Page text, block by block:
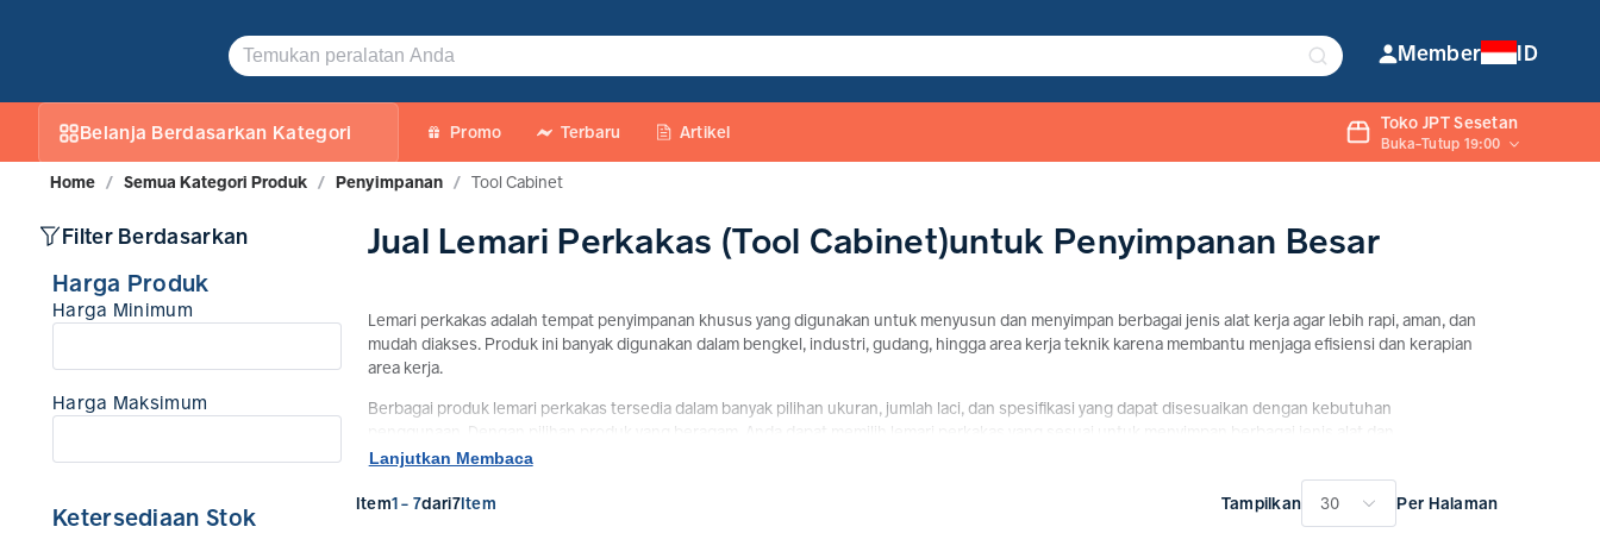
Member ID
Belanja Berdasarkan Kategori Promo Terbaru Artikel Toko JPT Sesetan
Buka-Tutup 19:00
Home / Semua Kategori Produk / Penyimpanan / Tool Cabinet
Filter Berdasarkan
Harga Produk
Harga Minimum
Harga Maksimum
Ketersediaan Stok
Jual Lemari Perkakas (Tool Cabinet)untuk Penyimpanan Besar
Lemari perkakas adalah tempat penyimpanan khusus yang digunakan untuk menyusun dan menyimpan berbagai jenis alat kerja agar lebih rapi, aman, dan
mudah diakses. Produk ini banyak digunakan dalam bengkel, industri, gudang, hingga area kerja teknik karena membantu menjaga efisiensi dan kerapian
area kerja.
Berbagai produk lemari perkakas tersedia dalam banyak pilihan ukuran, jumlah laci, dan spesifikasi yang dapat disesuaikan dengan kebutuhan
penggunaan. Dengan pilihan produk yang beragam, Anda dapat memilih lemari perkakas yang sesuai untuk menyimpan berbagai jenis alat dan
perlengkapan kerja.
Lanjutkan Membaca
Item1 - 7dari7Item Tampilkan 30 Per Halaman